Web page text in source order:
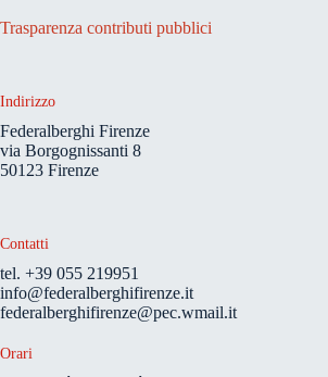
Trasparenza contributi pubblici
Indirizzo
Federalberghi Firenze
via Borgognissanti 8
50123 Firenze
Contatti
tel. +39 055 219951
info@federalberghifirenze.it
federalberghifirenze@pec.wmail.it
Orari